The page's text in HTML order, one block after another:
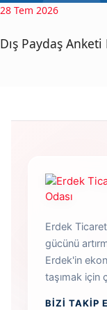
28 Tem 2026
Dış Paydaş Anketi
Erdek
gücünü
Erdek'in
taşımak için
BIZI TAKIP